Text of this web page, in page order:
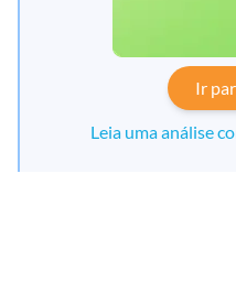
Ir
Leia uma análise